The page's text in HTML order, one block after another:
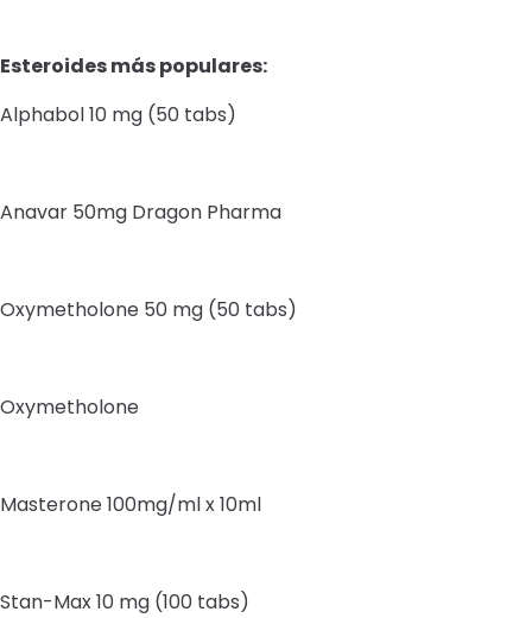
Esteroides más populares:
Alphabol 10 mg (50 tabs)
Anavar 50mg Dragon Pharma
Oxymetholone 50 mg (50 tabs)
Oxymetholone
Masterone 100mg/ml x 10ml
Stan-Max 10 mg (100 tabs)